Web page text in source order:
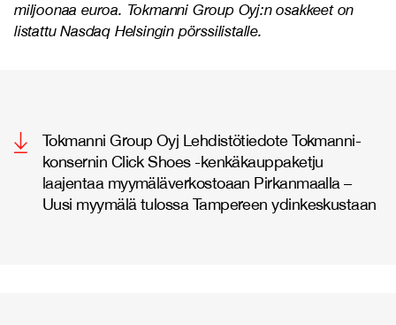
miljoonaa euroa. Tokmanni Group Oyj:n osakkeet on
listattu Nasdaq Helsingin pörssilistalle.
Tokmanni Group Oyj Lehdistötiedote Tokmanni-
konsernin Click Shoes -kenkäkauppaketju
laajentaa myymäläverkostoaan Pirkanmaalla –
Uusi myymälä tulossa Tampereen ydinkeskustaan